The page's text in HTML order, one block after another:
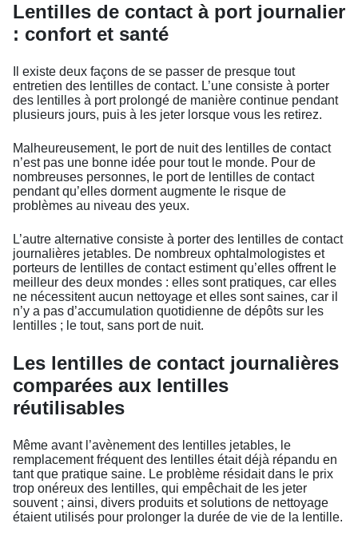
Lentilles de contact à port journalier
: confort et santé
Il existe deux façons de se passer de presque tout
entretien des lentilles de contact. L’une consiste à porter
des lentilles à port prolongé de manière continue pendant
plusieurs jours, puis à les jeter lorsque vous les retirez.
Malheureusement, le port de nuit des lentilles de contact
n’est pas une bonne idée pour tout le monde. Pour de
nombreuses personnes, le port de lentilles de contact
pendant qu’elles dorment augmente le risque de
problèmes au niveau des yeux.
L’autre alternative consiste à porter des lentilles de contact
journalières jetables. De nombreux ophtalmologistes et
porteurs de lentilles de contact estiment qu’elles offrent le
meilleur des deux mondes : elles sont pratiques, car elles
ne nécessitent aucun nettoyage et elles sont saines, car il
n’y a pas d’accumulation quotidienne de dépôts sur les
lentilles ; le tout, sans port de nuit.
Les lentilles de contact journalières
comparées aux lentilles
réutilisables
Même avant l’avènement des lentilles jetables, le
remplacement fréquent des lentilles était déjà répandu en
tant que pratique saine. Le problème résidait dans le prix
trop onéreux des lentilles, qui empêchait de les jeter
souvent ; ainsi, divers produits et solutions de nettoyage
étaient utilisés pour prolonger la durée de vie de la lentille.